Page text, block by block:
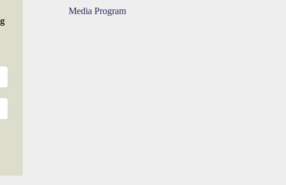
Media Program